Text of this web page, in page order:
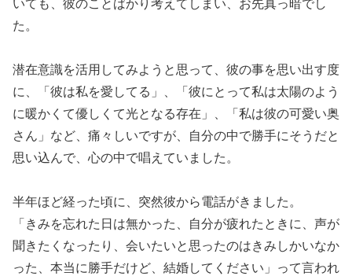
た。
潜在意識を活用してみようと思って、彼の事を思い出す度
に、「彼は私を愛してる」、「彼にとって私は太陽のよう
に暖かくて優しくて光となる存在」、「私は彼の可愛い奥
さん」など、痛々しいですが、自分の中で勝手にそうだと
思い込んで、心の中で唱えていました。
半年ほど経った頃に、突然彼から電話がきました。
「きみを忘れた日は無かった、自分が疲れたときに、声が
聞きたくなったり、会いたいと思ったのはきみしかいなか
った、本当に勝手だけど、結婚してください」って言われ